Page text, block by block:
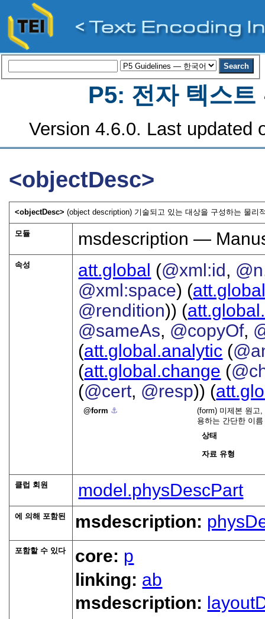
P5: 전자 텍스트
Version 4.6.0. Last updated
<objectDesc>
<objectDesc>(object description) 기술되고 있는 대상을 구성하는 물리
모듈 msdescription —
속성 att.global (@xml:id, @n
@xml:space) (
@rendition)) (
@sameAs, @copyOf,
(att.global.analytic (
(att.global.change (
(@cert, @resp)) (
form ⚓︎
(form) 미제본 원고
용하는 간단한 이름
상태
자료 유형
클럽 회원 model.physDescPart
에 의해 포함된 msdescription:
포함할 수 있다 core: p
linking: ab
msdescription: